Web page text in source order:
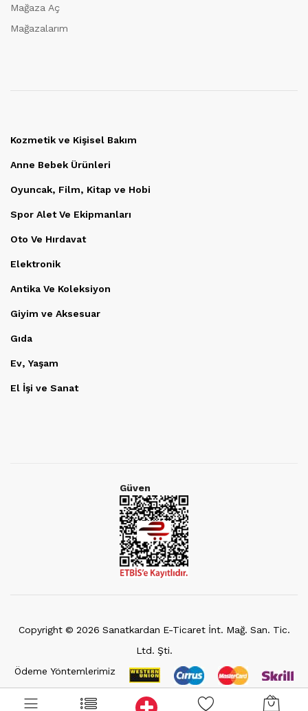
Mağaza Aç
Mağazalarım
Kozmetik ve Kişisel Bakım
Anne Bebek Ürünleri
Oyuncak, Film, Kitap ve Hobi
Spor Alet Ve Ekipmanları
Oto Ve Hırdavat
Elektronik
Antika Ve Koleksiyon
Giyim ve Aksesuar
Gıda
Ev, Yaşam
El İşi ve Sanat
Güven
Copyright © 2026 Sanatkardan E-Ticaret İnt. Mağ. San. Tic.
Ltd. Şti.
Ödeme Yöntemlerimiz